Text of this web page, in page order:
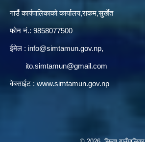
गाउँ कार्यपालिकाको कार्यालय,राकम,सुर्खेत
फोन नं.: 9858077500
ईमेल‌ : info@simtamun.gov.np,
ito.simtamun@gmail.com
वेबसाईट : www.simtamun.gov.np